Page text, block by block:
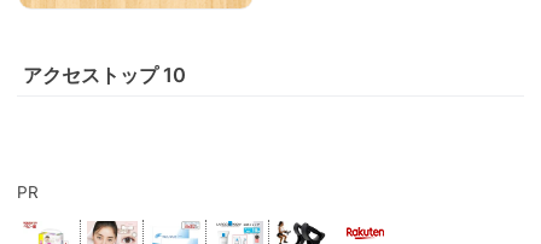
アクセストップ 10
PR